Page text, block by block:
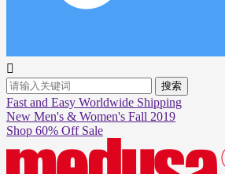

搜索
Fast and Easy Worldwide Shipping
New Men's & Women's Fall 2019
Shop 60% Off Sale